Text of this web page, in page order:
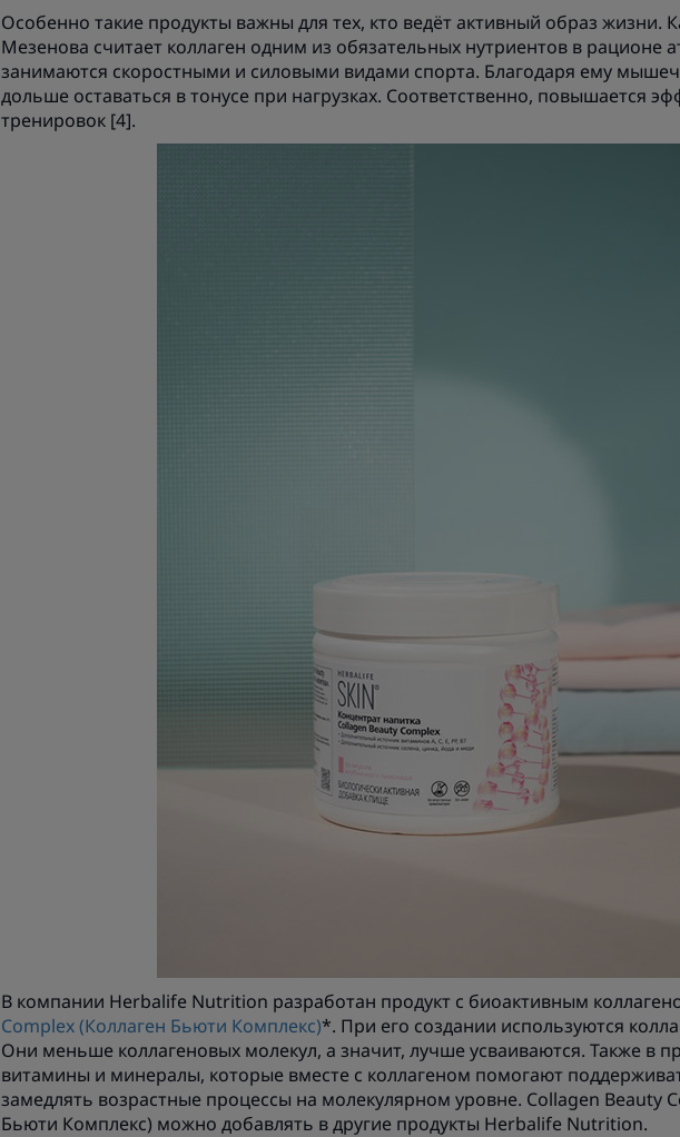
Особенно такие продукты важны для тех, кто ведёт активный образ жизни.
Мезенова считает коллаген одним из обязательных нутриентов в рационе
занимаются скоростными и силовыми видами спорта. Благодаря ему
дольше оставаться в тонусе при нагрузках. Соответственно, повышается
тренировок [4].
В компании Herbalife Nutrition разработан продукт с биоактивным
Complex (Коллаген Бьюти Комплекс)*. При его создании используются
Они меньше коллагеновых молекул, а значит, лучше усваиваются. Также в
витамины и минералы, которые вместе с коллагеном помогают
замедлять возрастные процессы на молекулярном уровне. Collagen Beauty
Бьюти Комплекс) можно добавлять в другие продукты Herbalife Nutrition.